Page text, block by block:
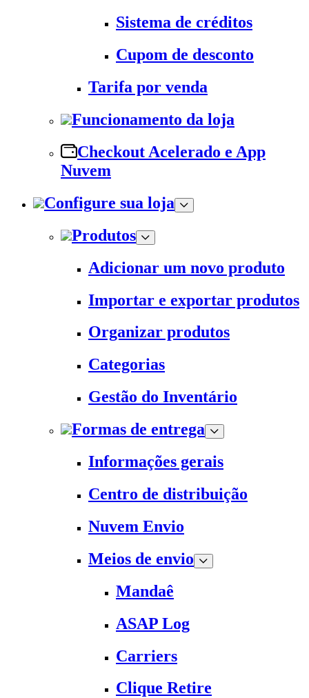
Sistema de créditos
Cupom de desconto
Tarifa por venda
Funcionamento da loja
Checkout Acelerado e App
Nuvem
Configure sua loja
Produtos
Adicionar um novo produto
Importar e exportar produtos
Organizar produtos
Categorias
Gestão do Inventário
Formas de entrega
Informações gerais
Centro de distribuição
Nuvem Envio
Meios de envio
Mandaê
ASAP Log
Carriers
Clique Retire